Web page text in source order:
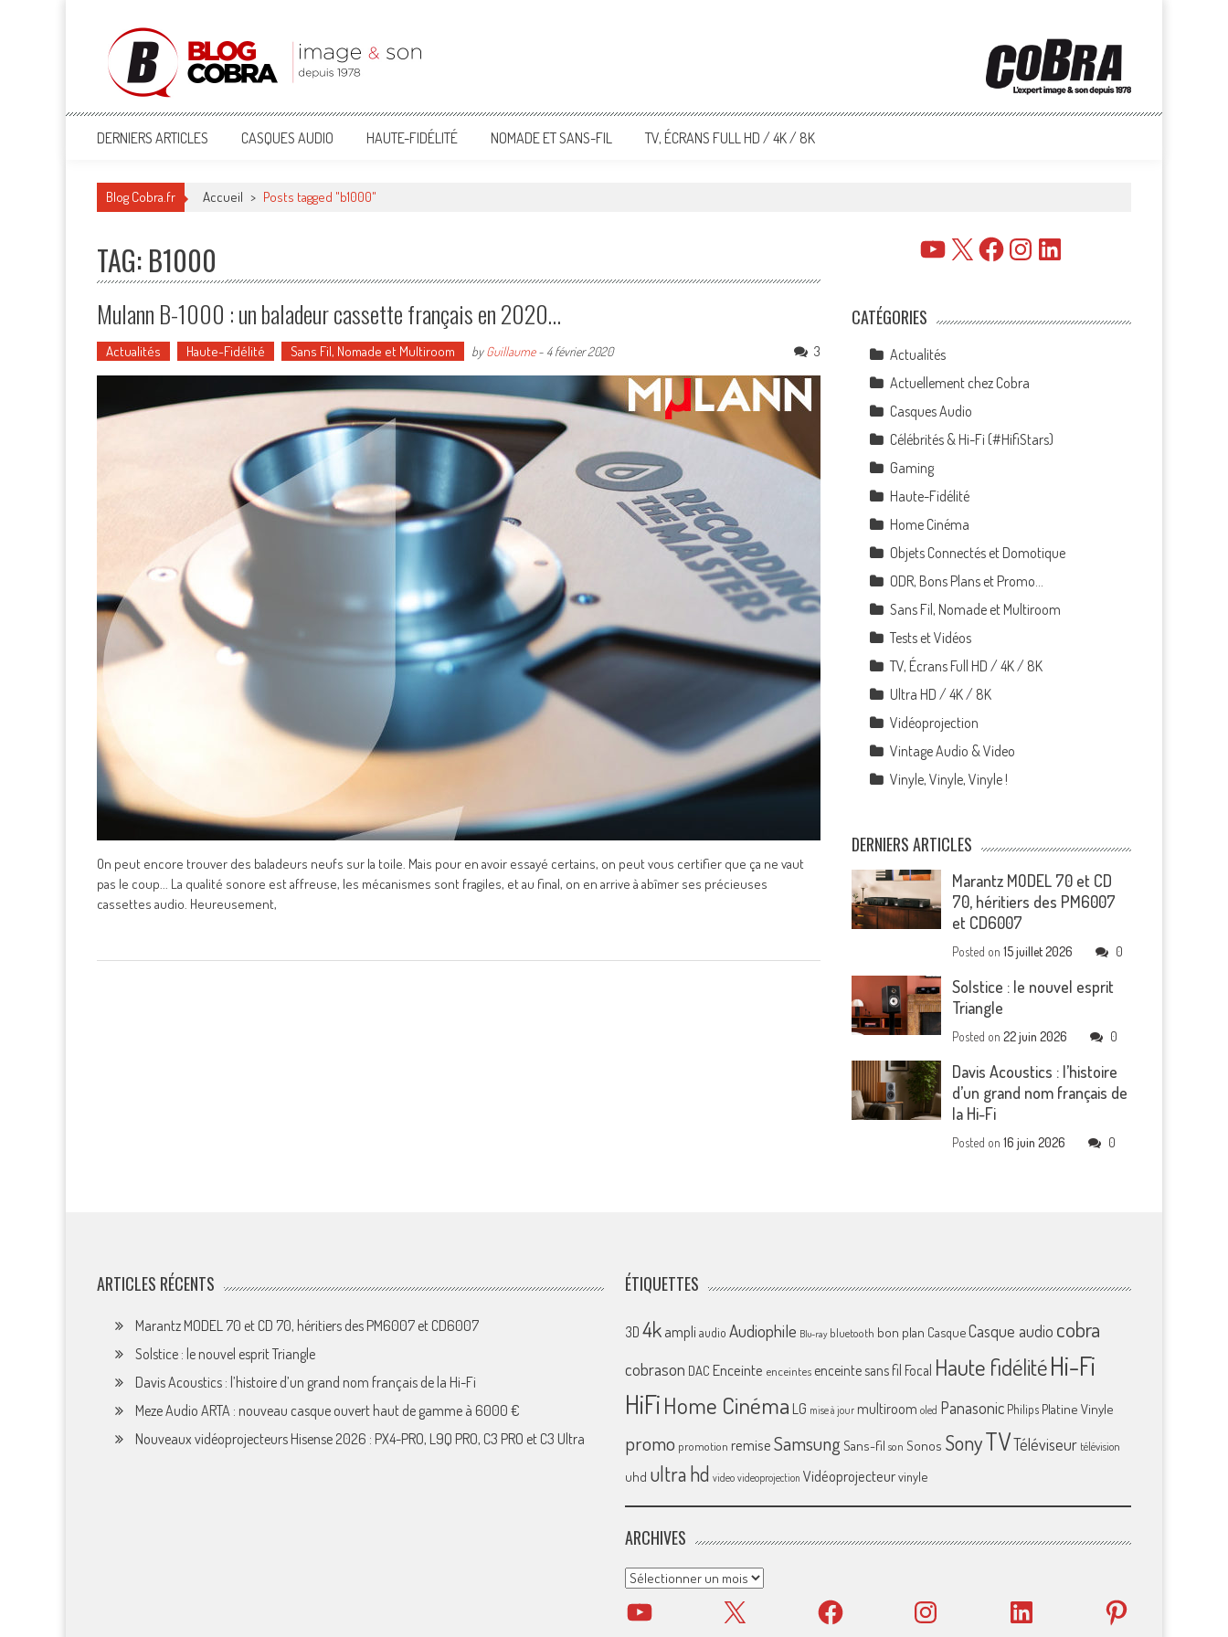
Blog Cobra
Toute l'actu Image & Son !
DERNIERS ARTICLES CASQUES AUDIO HAUTE-FIDÉLITÉ NOMADE ET SANS-FIL TV, ÉCRANS FULL HD / 4K / 8K
Blog Cobra.fr Accueil > Posts tagged "b1000"
TAG: B1000
Mulann B-1000 : un baladeur cassette français en 2020…
Actualités Haute-Fidélité Sans Fil, Nomade et Multiroom byGuillaume- 4 février 2020 3
On peut encore trouver des baladeurs neufs sur la toile. Mais pour en avoir essayé certains, on peut vous certifier que ça ne vaut
pas le coup... La qualité sonore est affreuse, les mécanismes sont fragiles, et au final, on en arrive à abîmer ses précieuses
cassettes audio. Heureusement,
YouTube
X FacebookInstagramLinkedIn
CATÉGORIES
Actualités
Actuellement chez Cobra
Casques Audio
Célébrités & Hi-Fi (#HifiStars)
Gaming
Haute-Fidélité
Home Cinéma
Objets Connectés et Domotique
ODR, Bons Plans et Promo…
Sans Fil, Nomade et Multiroom
Tests et Vidéos
TV, Écrans Full HD / 4K / 8K
Ultra HD / 4K / 8K
Vidéoprojection
Vintage Audio & Video
Vinyle, Vinyle, Vinyle !
DERNIERS ARTICLES
Marantz MODEL 70 et CD
70, héritiers des PM6007
et CD6007
Posted on15 juillet 2026 0
Solstice : le nouvel esprit
Triangle
Posted on22 juin 2026 0
Davis Acoustics : l’histoire
d’un grand nom français de
la Hi-Fi
Posted on16 juin 2026 0
ARTICLES RÉCENTS
Marantz MODEL 70 et CD 70, héritiers des PM6007 et CD6007
Solstice : le nouvel esprit Triangle
Davis Acoustics : l’histoire d’un grand nom français de la Hi-Fi
Meze Audio ARTA : nouveau casque ouvert haut de gamme à 6000 €
Nouveaux vidéoprojecteurs Hisense 2026 : PX4-PRO, L9Q PRO, C3 PRO et C3 Ultra
ÉTIQUETTES
3D 4k ampliaudio Audiophile Blu-ray bluetooth bon plan CasqueCasque audio cobra
cobrason DAC Enceinte enceintes enceinte sans fil Focal Haute fidélitéHi-Fi
HiFiHome Cinéma LG mise à jour multiroom oled Panasonic Philips Platine Vinyle
promo promotion remiseSamsungSans-fil son Sonos SonyTVTéléviseur télévision
uhd ultra hd video videoprojection Vidéoprojecteurvinyle
ARCHIVES
Archives
YouTube X Facebook Instagram LinkedIn Pinterest